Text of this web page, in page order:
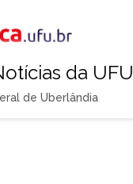
da UFU
de Uberlândia